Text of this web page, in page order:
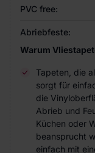
PVC free:
Abriebfeste:
Warum
Tapeten, die
sorgt für
die
Abrieb und
Küchen oder
beansprucht
einfach mit